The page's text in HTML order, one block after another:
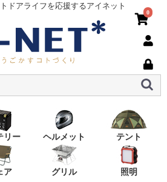
ドアライフを応援するアイネット
0
リー ヘルメット テント
ア グリル 照明